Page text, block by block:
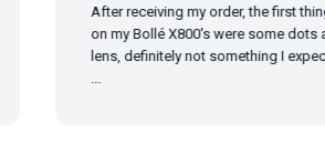
After receiving my order, the first thing
on my Bollé X800's were some dots all
lens, definitely not something I